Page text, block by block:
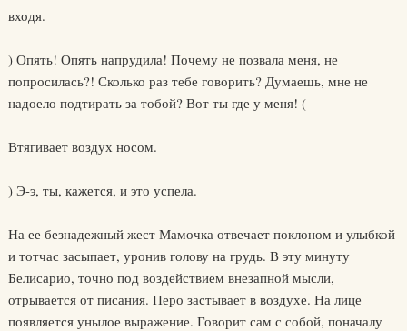
входя.
) Опять! Опять напрудила! Почему не позвала меня, не
попросилась?! Сколько раз тебе говорить? Думаешь, мне не
надоело подтирать за тобой? Вот ты где у меня! (
Втягивает воздух носом.
) Э-э, ты, кажется, и это успела.
На ее безнадежный жест Мамочка отвечает поклоном и улыбкой
и тотчас засыпает, уронив голову на грудь. В эту минуту
Белисарио, точно под воздействием внезапной мысли,
отрывается от писания. Перо застывает в воздухе. На лице
появляется унылое выражение. Говорит сам с собой, поначалу